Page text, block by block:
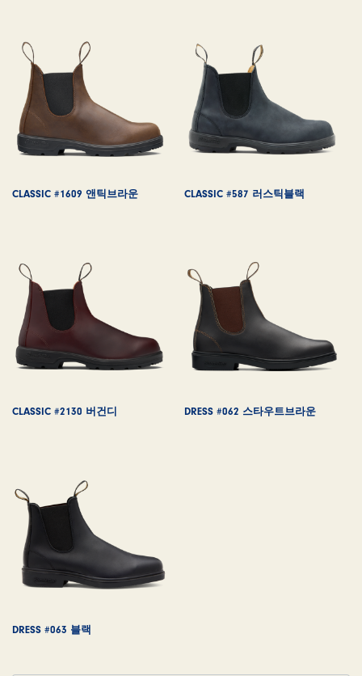
CLASSIC #1609 앤틱브라운 CLASSIC #587 러스틱블랙
CLASSIC #2130 버건디 DRESS #062 스타우트브라운
DRESS #063 블랙